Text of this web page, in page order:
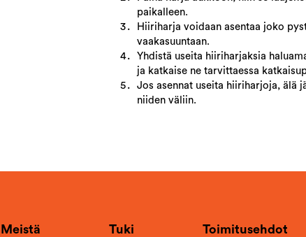
paikalleen.
Hiiriharja voidaan asentaa joko
vaakasuuntaan.
Yhdistä useita hiiriharjaksia
ja katkaise ne tarvittaessa
Jos asennat useita hiiriharjoja, älä
niiden väliin.
Meistä Tuki Toimitusehdot